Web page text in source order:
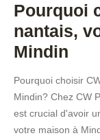
Pourquoi
nantais,
Mindin
Pourquoi choisir
Mindin? Chez CW
est crucial d'avoir
votre maison à